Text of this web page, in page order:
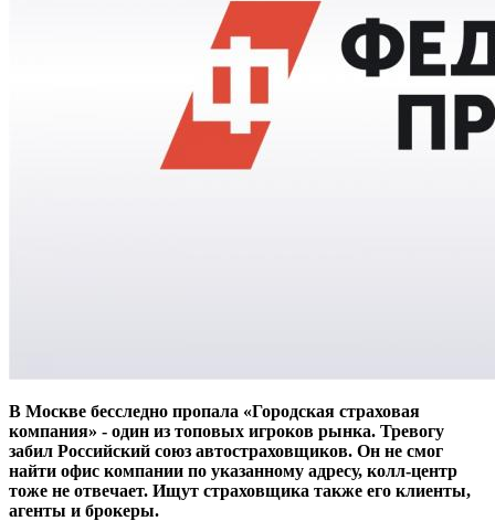
В Москве бесследно пропала «Городская страховая
компания» - один из топовых игроков рынка. Тревогу
забил Российский союз автостраховщиков. Он не смог
найти офис компании по указанному адресу, колл-центр
тоже не отвечает. Ищут страховщика также его клиенты,
агенты и брокеры.